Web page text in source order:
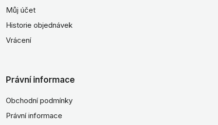
Můj účet
Historie objednávek
Vrácení
Právní informace
Obchodní podmínky
Právní informace